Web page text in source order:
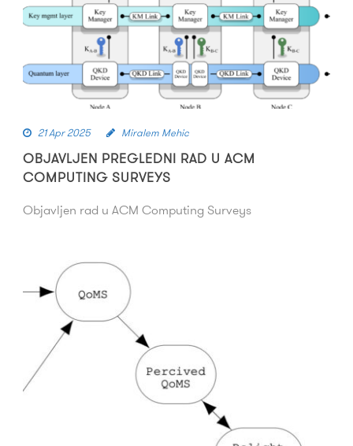
21 Apr 2025 Miralem Mehic
OBJAVLJEN PREGLEDNI RAD U ACM
COMPUTING SURVEYS
Objavljen rad u ACM Computing Surveys